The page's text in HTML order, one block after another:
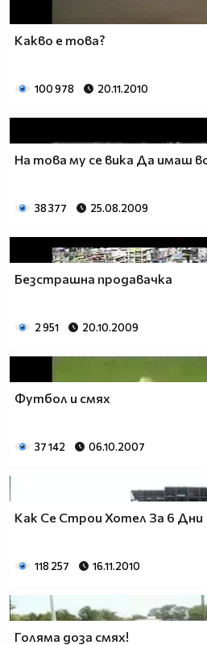
Какво е това?
100 978 20.11.2010
На това му се вика Да имаш
38 377 25.08.2009
Безстрашна продавачка
2 951 20.10.2009
Футбол и смях
37 142 06.10.2007
Как Се Строи Хотел За 6 Дни
118 257 16.11.2010
Голяма доза смях!